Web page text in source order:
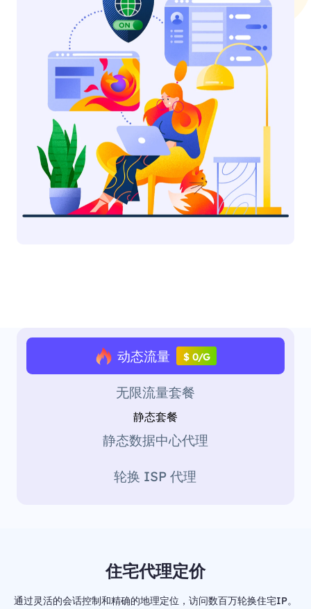
动态流量 $ 0/G
无限流量套餐
静态套餐
静态数据中心代理
轮换 ISP 代理
住宅代理定价
通过灵活的会话控制和精确的地理定位，访问数百万轮换住宅IP。